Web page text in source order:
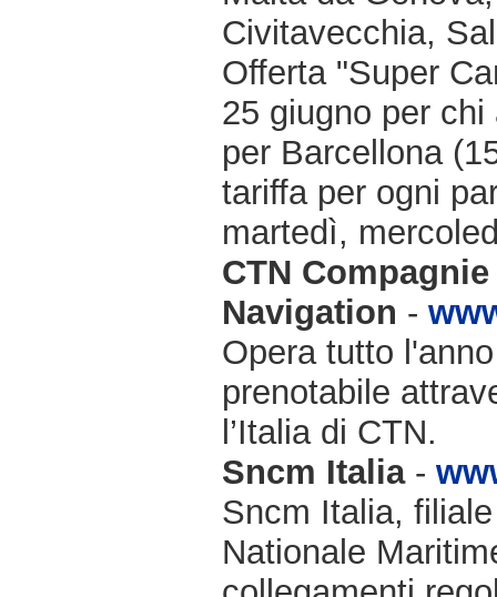
Civitavecchia,
Offerta "Super
25 giugno per
per Barcellona
tariffa per ogni
martedì,
CTN
Navigation -
Opera tutto
prenotabile
l’Italia di CTN.
Sncm Italia-
Sncm Italia,
Nationale